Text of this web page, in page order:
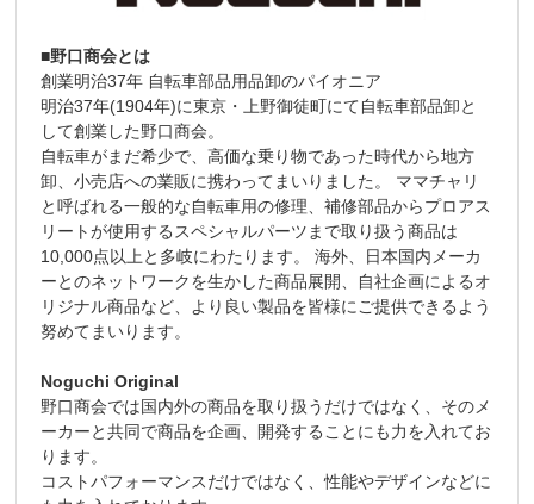
■野口商会とは
創業明治37年 自転車部品用品卸のパイオニア
明治37年(1904年)に東京・上野御徒町にて自転車部品卸と
して創業した野口商会。
自転車がまだ希少で、高価な乗り物であった時代から地方
卸、小売店への業販に携わってまいりました。 ママチャリ
と呼ばれる一般的な自転車用の修理、補修部品からプロアス
リートが使用するスペシャルパーツまで取り扱う商品は
10,000点以上と多岐にわたります。 海外、日本国内メーカ
ーとのネットワークを生かした商品展開、自社企画によるオ
リジナル商品など、より良い製品を皆様にご提供できるよう
努めてまいります。
Noguchi Original
野口商会では国内外の商品を取り扱うだけではなく、そのメ
ーカーと共同で商品を企画、開発することにも力を入れてお
ります。
コストパフォーマンスだけではなく、性能やデザインなどに